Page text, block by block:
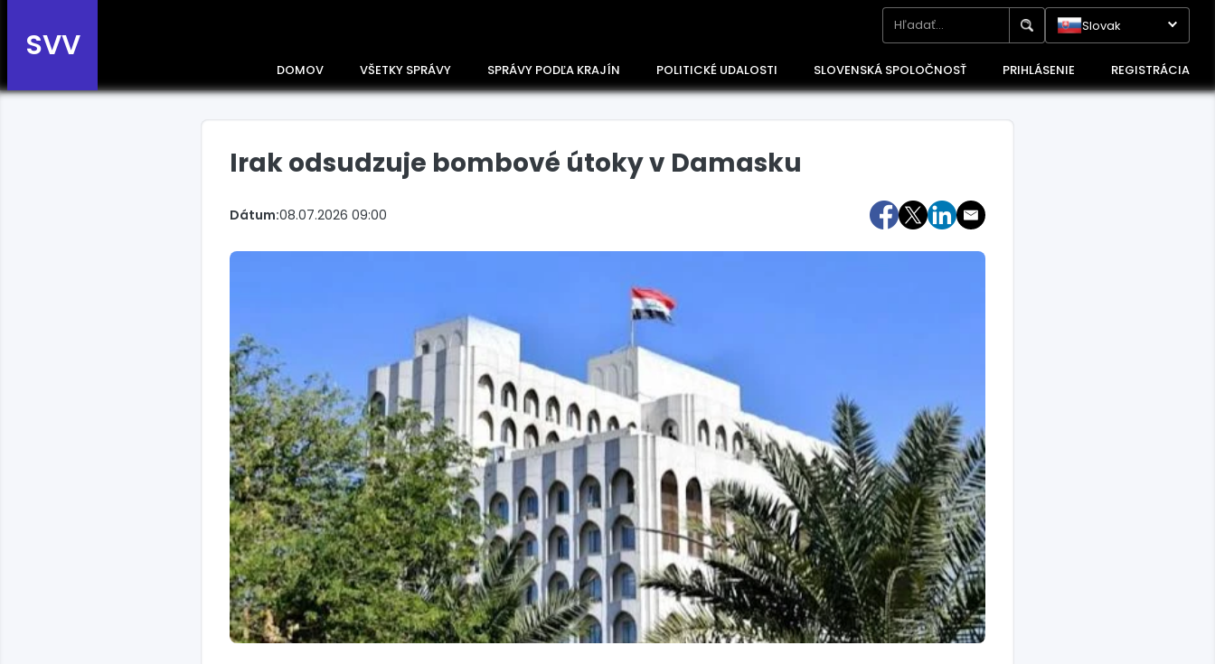
SVV
Slovak
DOMOV VŠETKY SPRÁVY SPRÁVY PODĽA KRAJÍN POLITICKÉ UDALOSTI SLOVENSKÁ SPOLOČNOSŤ PRIHLÁSENIE REGISTRÁCIA
Irak odsudzuje bombové útoky v Damasku
Dátum:08.07.2026 09:00